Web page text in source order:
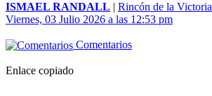
ISMAEL RANDALL | Rincón de la Victoria
Viernes, 03 Julio 2026 a las 12:53 pm
Comentarios
Enlace copiado